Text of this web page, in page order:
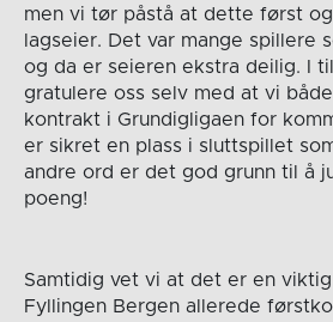
men vi tør påstå at dette først
lagseier. Det var mange spillere
og da er seieren ekstra deilig. I
gratulere oss selv med at vi
kontrakt i Grundigligaen for
er sikret en plass i sluttspillet
andre ord er det god grunn til å
poeng!
Samtidig vet vi at det er en
Fyllingen Bergen allerede